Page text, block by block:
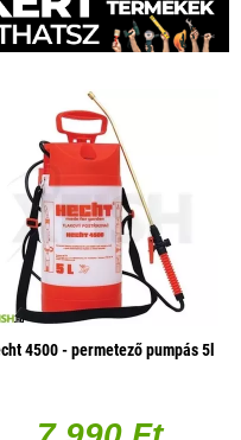
4500 - permetező pumpás 5l